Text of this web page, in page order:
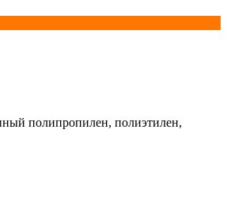
полипропилен, полиэтилен,